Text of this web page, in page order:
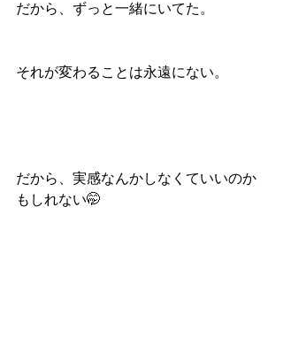
だから、ずっと一緒にいてた。
それが変わることは永遠にない。
だから、実感なんかしなくていいのか
もしれない🤭